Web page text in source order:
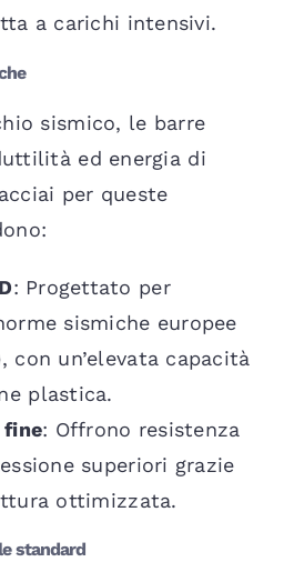
a carichi intensivi.
sismico, le barre
ed energia di
per queste
: Progettato per
sismiche europee
con un’elevata capacità
plastica.
fine: Offrono resistenza
superiori grazie
ottimizzata.
standard